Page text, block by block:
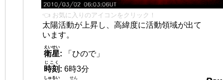
👈 お気に入りのアイコンをクリック！
太陽活動が上昇し、高緯度に活動領域が出て
います。
衛星
えいせい
:
「ひので」
時刻
じこく
: 6時3分
しゅるい せん